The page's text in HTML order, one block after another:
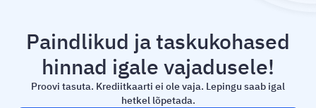
Paindlikud ja taskukohased
hinnad igale vajadusele!
Proovi tasuta. Krediitkaarti ei ole vaja. Lepingu saab igal
hetkel lõpetada.